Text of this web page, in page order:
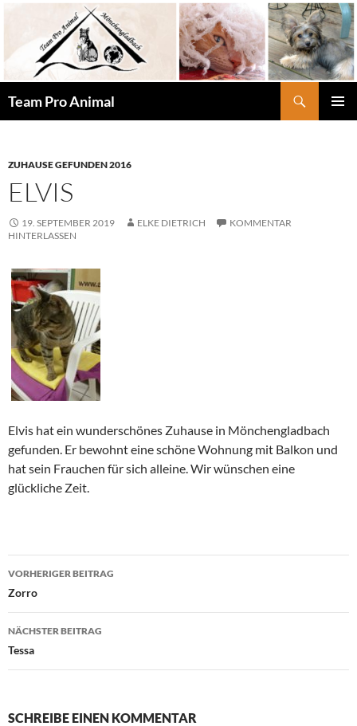
springen
Team Pro Animal
ZUHAUSE GEFUNDEN 2016
ELVIS
19. SEPTEMBER 2019 ELKE DIETRICH
KOMMENTAR
HINTERLASSEN
Elvis hat ein wunderschönes Zuhause in Mönchengladbach
gefunden. Er bewohnt eine schöne Wohnung mit Balkon und
hat sein Frauchen für sich alleine. Wir wünschen eine
glückliche Zeit.
Beitragsnavigation
VORHERIGER BEITRAG
Zorro
NÄCHSTER BEITRAG
Tessa
SCHREIBE EINEN KOMMENTAR